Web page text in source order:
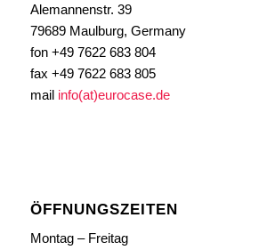
Alemannenstr. 39
79689 Maulburg, Germany
fon +49 7622 683 804
fax +49 7622 683 805
mail info(at)eurocase.de
ÖFFNUNGSZEITEN
Montag – Freitag